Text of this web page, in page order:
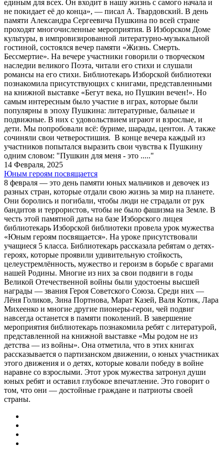
единым для всех. Он входит в нашу жизнь с самого начала и
не покидает её до конца», — писал А. Твардовский. В день
памяти Александра Сергеевича Пушкина по всей стране
проходят многочисленные мероприятия. В Изборском Доме
культуры, в импровизированной литературно-музыкальной
гостиной, состоялся вечер памяти «Жизнь. Смерть.
Бессмертие». На вечере участники говорили о творческом
наследии великого Поэта, читали его стихи и слушали
романсы на его стихи. Библиотекарь Изборской библиотеки
познакомила присутствующих с книгами, представленными
на книжной выставке «Бегут века, но Пушкин вечен!». Но
самым интересным было участие в играх, которые были
популярны в эпоху Пушкина: литературные, бальные и
подвижные. В них с удовольствием играют и взрослые, и
дети. Мы попробовали всё: буриме, шарады, центон. А также
сочиняли свои четверостишия. В конце вечера каждый из
участников попытался выразить свои чувства к Пушкину
одним словом: "Пушкин для меня - это ....."
14 Февраля, 2025
Юным героям посвящается
8 февраля — это день памяти юных мальчиков и девочек из
разных стран, которые отдали свою жизнь за мир на планете.
Они боролись и погибали, чтобы люди не страдали от рук
бандитов и террористов, чтобы не было фашизма на Земле. В
честь этой памятной даты на базе Изборского лицея
библиотекарь Изборской библиотеки провела урок мужества
«Юным героям посвящается». На уроке присутствовали
учащиеся 5 класса. Библиотекарь рассказала ребятам о детях-
героях, которые проявили удивительную стойкость,
целеустремлённость, мужество и героизм в борьбе с врагами
нашей Родины. Многие из них за свои подвиги в годы
Великой Отечественной войны были удостоены высшей
награды — звания Героя Советского Союза. Среди них —
Лёня Голиков, Зина Портнова, Марат Казей, Валя Котик, Лара
Михеенко и многие другие пионеры-герои, чей подвиг
навсегда останется в памяти поколений. В завершение
мероприятия библиотекарь познакомила ребят с литературой,
представленной на книжной выставке «Мы родом не из
детства — из войны». Она отметила, что в этих книгах
рассказывается о партизанском движении, о юных участниках
этого движения и о детях, которые ковали победу в войне
наравне со взрослыми. Этот урок мужества затронул души
юных ребят и оставил глубокое впечатление. Это говорит о
том, что они — достойные граждане и патриоты своей
страны.